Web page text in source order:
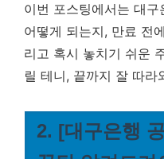
이번 포스팅에서는 대
어떻게 되는지, 만료 전
리고 혹시 놓치기 쉬운
릴 테니, 끝까지 잘 따라
2. [대구은행